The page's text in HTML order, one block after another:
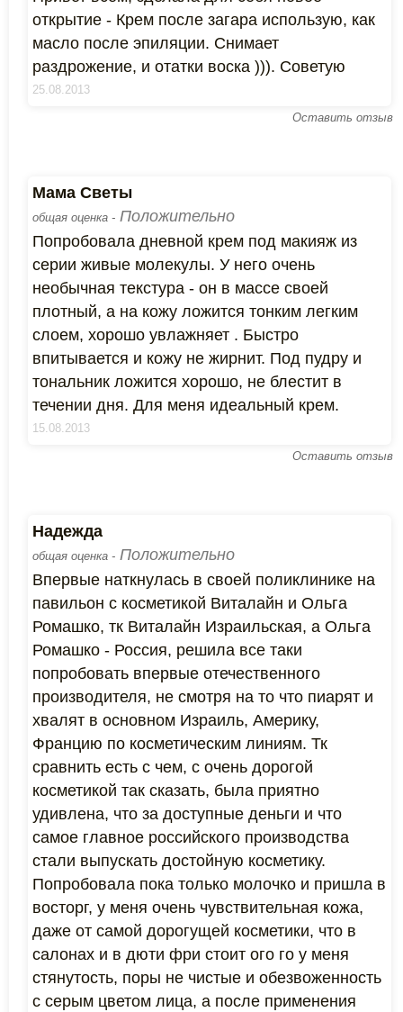
открытие - Крем после загара использую, как
масло после эпиляции. Снимает
раздрожение, и отатки воска ))). Советую
25.08.2013
Оставить отзыв
Мама Светы
общая оценка - Положительно
Попробовала дневной крем под макияж из
серии живые молекулы. У него очень
необычная текстура - он в массе своей
плотный, а на кожу ложится тонким легким
слоем, хорошо увлажняет . Быстро
впитывается и кожу не жирнит. Под пудру и
тональник ложится хорошо, не блестит в
течении дня. Для меня идеальный крем.
15.08.2013
Оставить отзыв
Надежда
общая оценка - Положительно
Впервые наткнулась в своей поликлинике на
павильон с косметикой Виталайн и Ольга
Ромашко, тк Виталайн Израильская, а Ольга
Ромашко - Россия, решила все таки
попробовать впервые отечественного
производителя, не смотря на то что пиарят и
хвалят в основном Израиль, Америку,
Францию по косметическим линиям. Тк
сравнить есть с чем, с очень дорогой
косметикой так сказать, была приятно
удивлена, что за доступные деньги и что
самое главное российского производства
стали выпускать достойную косметику.
Попробовала пока только молочко и пришла в
восторг, у меня очень чувствительная кожа,
даже от самой дорогущей косметики, что в
салонах и в дюти фри стоит ого го у меня
стянутость, поры не чистые и обезвоженность
с серым цветом лица, а после применения